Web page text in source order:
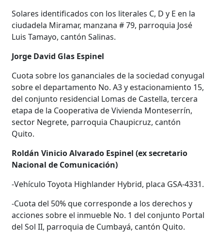
Solares identificados con los literales C, D y E en la
ciudadela Miramar, manzana # 79, parroquia José
Luis Tamayo, cantón Salinas.
Jorge David Glas Espinel
Cuota sobre los gananciales de la sociedad conyugal
sobre el departamento No. A3 y estacionamiento 15,
del conjunto residencial Lomas de Castella, tercera
etapa de la Cooperativa de Vivienda Monteserrín,
sector Negrete, parroquia Chaupicruz, cantón
Quito.
Roldán Vinicio Alvarado Espinel (ex secretario
Nacional de Comunicación)
-Vehículo Toyota Highlander Hybrid, placa GSA-4331.
-Cuota del 50% que corresponde a los derechos y
acciones sobre el inmueble No. 1 del conjunto Portal
del Sol II, parroquia de Cumbayá, cantón Quito.